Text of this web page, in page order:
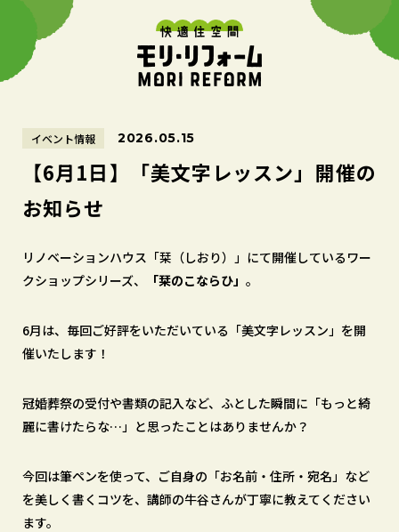
イベント情報 2026.05.15
【6月1日】「美文字レッスン」開催の
お知らせ
リノベーションハウス「栞（しおり）」にて開催しているワー
クショップシリーズ、
「栞のこならひ」 。
6月は、毎回ご好評をいただいている「美文字レッスン」を開
催いたします！
冠婚葬祭の受付や書類の記入など、ふとした瞬間に「もっと綺
麗に書けたらな…」と思ったことはありませんか？
今回は筆ペンを使って、ご自身の「お名前・住所・宛名」など
を美しく書くコツを、講師の牛谷さんが丁寧に教えてください
ます。